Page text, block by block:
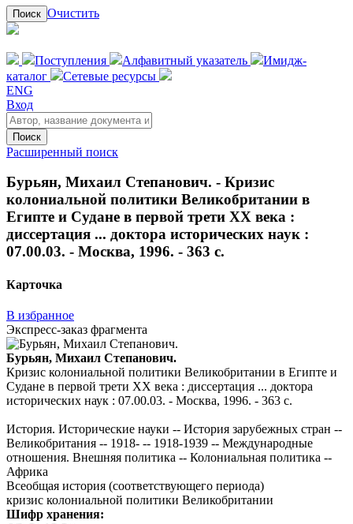
Поиск Очистить
Поступления Алфавитный указатель
Имидж-
каталог
Сетевые ресурсы
ENG
Вход
Поиск
Расширенный поиск
Бурьян, Михаил Степанович. - Кризис
колониальной политики Великобритании в
Египте и Судане в первой трети XX века :
диссертация ... доктора исторических наук :
07.00.03. - Москва, 1996. - 363 с.
Карточка
В избранное
Экспресс-заказ фрагмента
Бурьян, Михаил Степанович.
Кризис колониальной политики Великобритании в Египте и
Судане в первой трети XX века : диссертация ... доктора
исторических наук : 07.00.03. - Москва, 1996. - 363 с.
История. Исторические науки -- История зарубежных стран --
Великобритания -- 1918- -- 1918-1939 -- Международные
отношения. Внешняя политика -- Колониальная политика --
Африка
Всеобщая история (соответствующего периода)
кризис колониальной политики Великобритании
Шифр хранения: